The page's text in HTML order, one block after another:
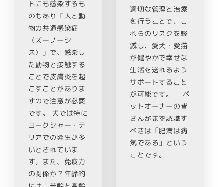
トにも感染するも
のもあり「人と動
物の共通感染症
（ズーノーシ
ス）」で、感染し
た動物と接触する
ことで皮膚炎を起
こすことがありま
すので注意が必要
です。 犬では特に
ヨークシャー・テ
リアでの発生が多
いとされていま
す。また、免疫力
の関係か？年齢的
適切な管理と治療
を行うことで、こ
れらのリスクを軽
減し、愛犬・愛猫
が健やかで幸せな
生活を送れるよう
サポートすること
が可能です。 ペ
ットオーナーの皆
さんがまず認識す
べきは「肥満は病
気である」という
ことです。